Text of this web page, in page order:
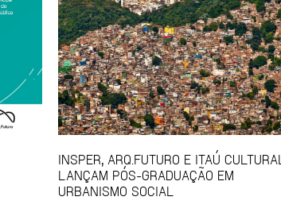
INSPER, ARQ.FUTURO E ITAÚ CULTURAL
LANÇAM PÓS-GRADUAÇÃO EM
URBANISMO SOCIAL